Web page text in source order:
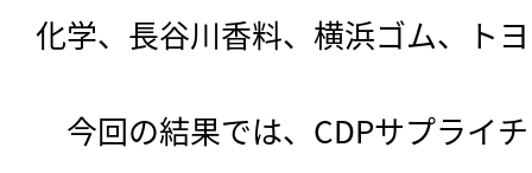
化学、長谷川香料、横浜ゴム、ト
今回の結果では、CDPサプライ